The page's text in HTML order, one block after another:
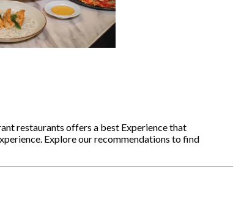
restaurants offers a best Experience that
Explore our recommendations to find